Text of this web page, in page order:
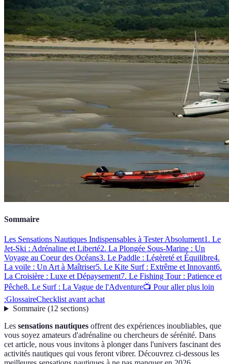
Sommaire
Les Sensations Nautiques Indispensables à Tester Absolument1. Le
Jet-Ski : Adrénaline et Liberté2. La Plongée Sous-Marine : Un
Voyage au Coeur des Océans3. Le Paddle : Légèreté et Équilibre4.
La voile : Un Art à Maîtriser5. Le Kite Surf : Extrême et Innovant6.
La Croisière : Luxe et Dépaysement7. Le Fishing Tour : Patience et
Pêche8. Le Surf : La Vague de l'Adventure📺 Pour aller plus loin
:GlossaireChecklist avant achat
Sommaire(12 sections)
Les sensations nautiques offrent des expériences inoubliables, que
vous soyez amateurs d'adrénaline ou chercheurs de sérénité. Dans
cet article, nous vous invitons à plonger dans l'univers fascinant des
activités nautiques qui vous feront vibrer. Découvrez ci-dessous les